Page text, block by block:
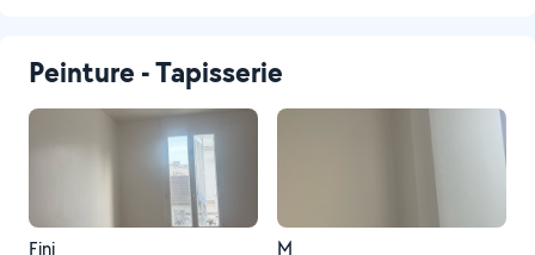
Peinture - Tapisserie
Fini M